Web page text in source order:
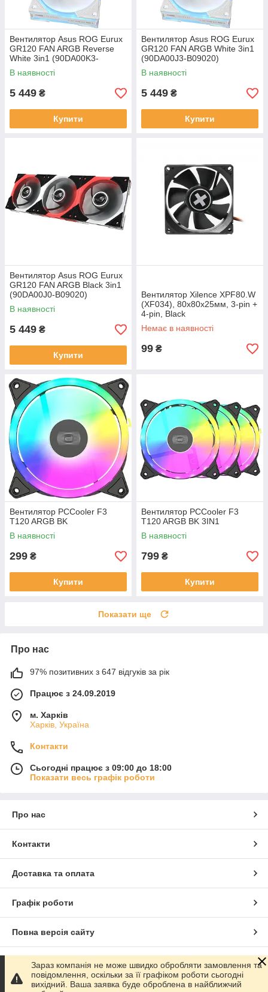
Вентилятор Asus ROG Eurux
GR120 FAN ARGB Reverse
White 3in1 (90DA00K3-
B09020)
В наявності
5 449 ₴
Купити
Вентилятор Asus ROG Eurux
GR120 FAN ARGB White 3in1
(90DA00J3-B09020)
В наявності
5 449 ₴
Купити
Вентилятор Asus ROG Eurux
GR120 FAN ARGB Black 3in1
(90DA00J0-B09020)
В наявності
5 449 ₴
Купити
Вентилятор Xilence XPF80.W
(XF034), 80х80х25мм, 3-pin +
4-pin, Black
Немає в наявності
99 ₴
Вентилятор PCCooler F3
T120 ARGB BK
В наявності
299 ₴
Купити
Вентилятор PCCooler F3
T120 ARGB BK 3IN1
В наявності
799 ₴
Купити
Показати ще
Про нас
97% позитивних з 647 відгуків за рік
Працює з 24.09.2019
м. Харків
Харків, Україна
Контакти
Сьогодні працює з 09:00 до 18:00
Показати весь графік роботи
Про нас
Контакти
Доставка та оплата
Графік роботи
Повна версія сайту
Сайт створено на маркетплейсіProm.ua
Зараз компанія не може швидко обробляти замовлення та
повідомлення, оскільки за її графіком роботи сьогодні
вихідний. Ваша заявка буде оброблена в найближчий